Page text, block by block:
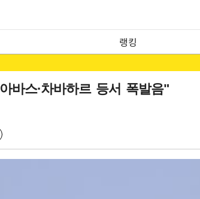
랭킹
바스·차바하르 등서 폭발음"